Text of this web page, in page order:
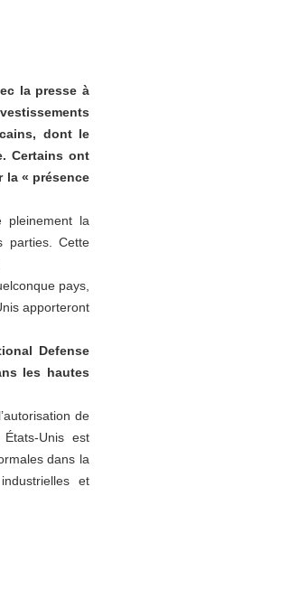
la presse à
dont le
Certains ont
la « présence
pleinement la
parties. Cette
pays,
apporteront
Defense
les hautes
de
Unis est
dans la
et